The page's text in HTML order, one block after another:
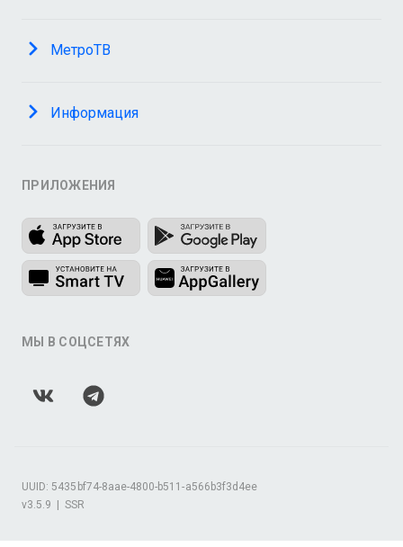
МетроТВ
Информация
ПРИЛОЖЕНИЯ
МЫ В СОЦСЕТЯХ
v3.5.9 SSR
UUID: 5435bf74-8aae-4800-b511-a566b3f3d4ee